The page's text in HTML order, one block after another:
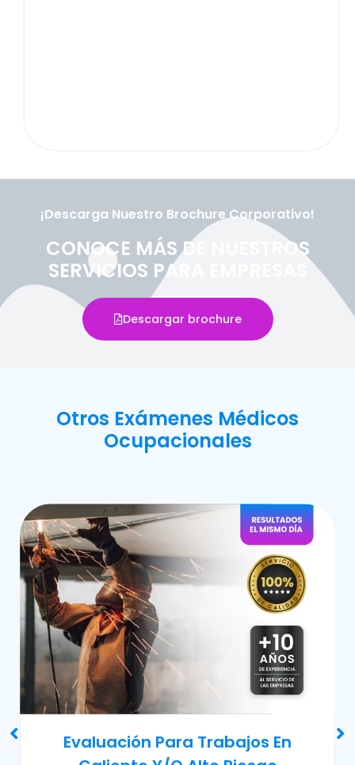
¡Descarga Nuestro Brochure Corporativo!
CONOCE MÁS DE NUESTROS
SERVICIOS PARA EMPRESAS
Descargar brochure
Otros Exámenes Médicos
Ocupacionales
Examen Médico Ocupacional De